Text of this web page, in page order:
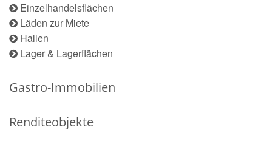
Einzelhandelsflächen
Läden zur Miete
Hallen
Lager & Lagerflächen
Gastro-Immobilien
Renditeobjekte